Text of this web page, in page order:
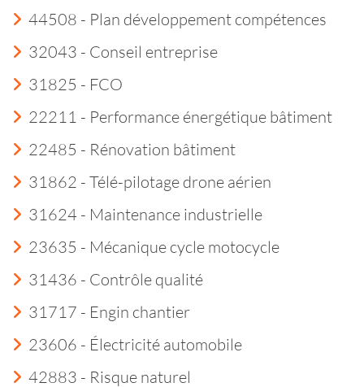
44508 - Plan développement compétences
32043 - Conseil entreprise
31825 - FCO
22211 - Performance énergétique bâtiment
22485 - Rénovation bâtiment
31862 - Télé-pilotage drone aérien
31624 - Maintenance industrielle
23635 - Mécanique cycle motocycle
31436 - Contrôle qualité
31717 - Engin chantier
23606 - Électricité automobile
42883 - Risque naturel